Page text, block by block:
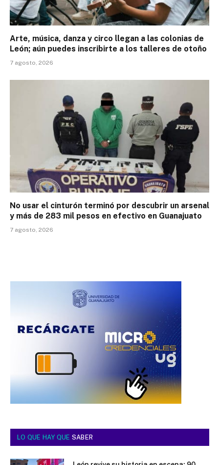
Arte, música, danza y circo llegan a las colonias de
León; aún puedes inscribirte a los talleres de otoño
7 agosto, 2026
No usar el cinturón terminó por descubrir un arsenal
y más de 283 mil pesos en efectivo en Guanajuato
7 agosto, 2026
LO QUE HAY QUE SABER